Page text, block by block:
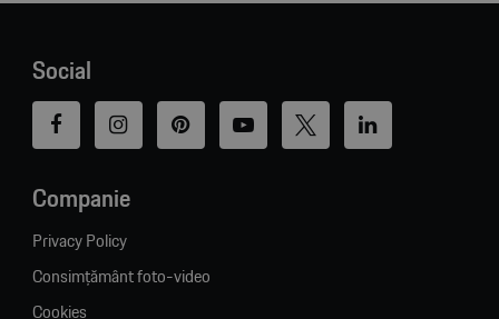
Social
Companie
Privacy Policy
Consimțământ foto-video
Cookies